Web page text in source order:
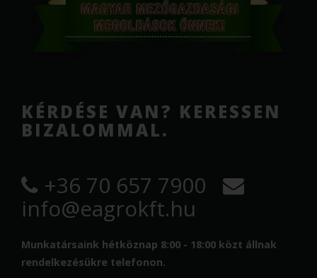
KÉRDÉSE VAN? KERESSEN
BIZALOMMAL.
+36 70 657 7900
info@eagrokft.hu
Munkatársaink hétköznap 8:00 - 18:00 közt állnak
rendelkezésükre telefonon.